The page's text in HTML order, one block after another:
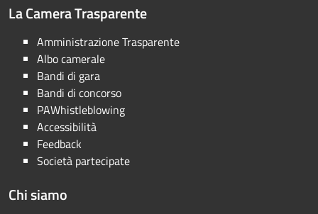
La Camera Trasparente
Amministrazione Trasparente
Albo camerale
Bandi di gara
Bandi di concorso
PAWhistleblowing
Accessibilità
Feedback
Società partecipate
Chi siamo